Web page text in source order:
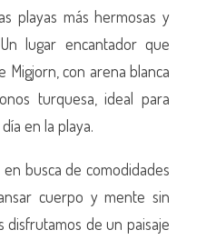
playas más hermosas y
lugar encantador que
con arena blanca
turquesa, ideal para
en la playa.
busca de comodidades
cuerpo y mente sin
disfrutamos de un paisaje